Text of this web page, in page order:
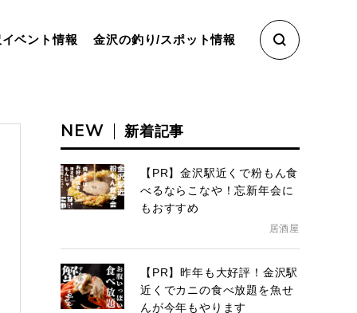
ベント情報 金沢の釣り/スポット情報
NEW 新着記事
【PR】金沢駅近くで粉もん食
べるならこなや！忘新年会に
もおすすめ
居酒屋
【PR】昨年も大好評！金沢駅
近くでカニの食べ放題を魚せ
んが今年もやります